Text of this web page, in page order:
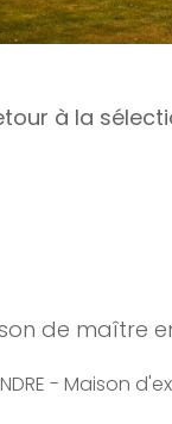
à la
de maître
- Maison